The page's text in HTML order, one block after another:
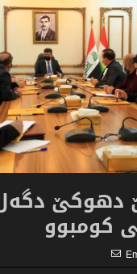
دهوكێ دگەل
كومبوو